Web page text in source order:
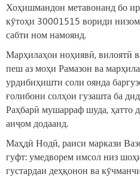
Хоҳишмандон метавонанд бо
кӯтоҳи 30001515 вориди
сабти ном намоянд.
Марҳилаҳои ноҳиявӣ, вилоятӣ
пеш аз моҳи Рамазон ва
урдибиҳишти соли оянда
ғолибони солҳои гузашта ба
Раҳбарӣ мушарраф шуда, ҳатто
анҷом додаанд.
Маҳдӣ Нодӣ, раиси маркази
гуфт: умедворем имсол низ
густардаи деҳқонон ва